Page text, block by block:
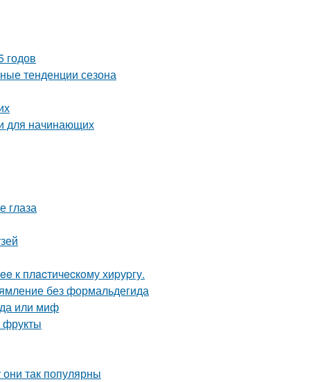
годов
тенденции сезона
для начинающих
глаза
к плacтичecкoму хиpуpгу.
без формальдегида
или миф
фрукты
так популярны